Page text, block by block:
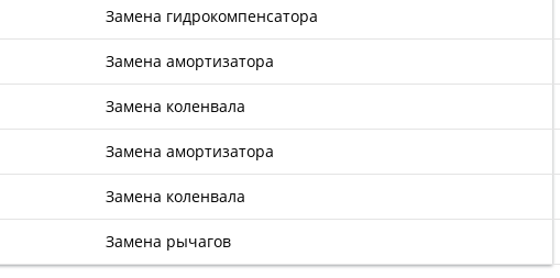
Замена гидрокомпенсатора
Замена амортизатора
Замена коленвала
Замена амортизатора
Замена коленвала
Замена рычагов